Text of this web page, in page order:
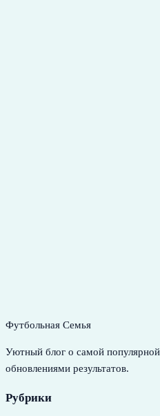
Футбольная Семья
Уютный блог о самой
обновлениями результатов.
Рубрики